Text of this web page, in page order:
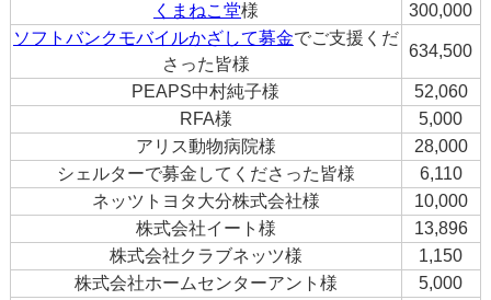
くまねこ堂様
300,000
ソフトバンクモバイルかざして募金でご支援くだ
さった皆様
634,500
PEAPS中村純子様
52,060
RFA様
5,000
アリス動物病院様
28,000
シェルターで募金してくださった皆様
6,110
ネッツトヨタ大分株式会社様
10,000
株式会社イート様
13,896
株式会社クラブネッツ様
1,150
株式会社ホームセンターアント様
5,000